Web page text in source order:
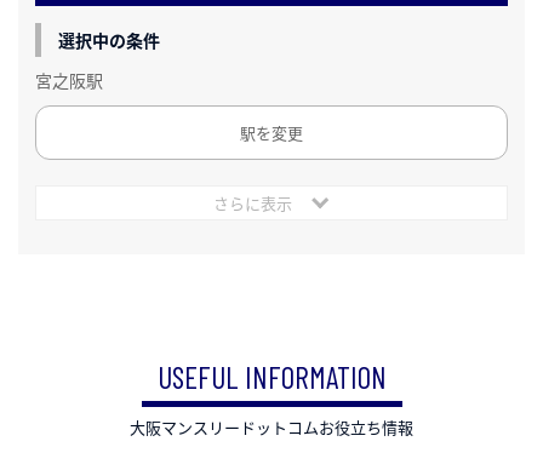
選択中の条件
宮之阪駅
駅を変更
さらに表示
USEFUL INFORMATION
大阪マンスリードットコムお役立ち情報